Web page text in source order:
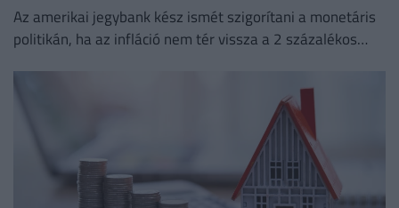
Az amerikai jegybank kész ismét szigorítani a monetáris
politikán, ha az infláció nem tér vissza a 2 százalékos